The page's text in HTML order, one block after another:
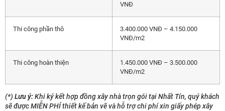
VNĐ
Thi công phần thô
3.400.000 VNĐ – 4.150.000
VNĐ/m2
Thi công hoàn thiện
1.450.000 VNĐ – 3.500.000
VNĐ/m2
(*) Lưu ý:Khi ký kết hợp đồng xây nhà trọn gói tại Nhất Tín, quý khách
sẽ được MIỄN PHÍ thiết kế bản vẽ và hỗ trợ chi phí xin giấy phép xây